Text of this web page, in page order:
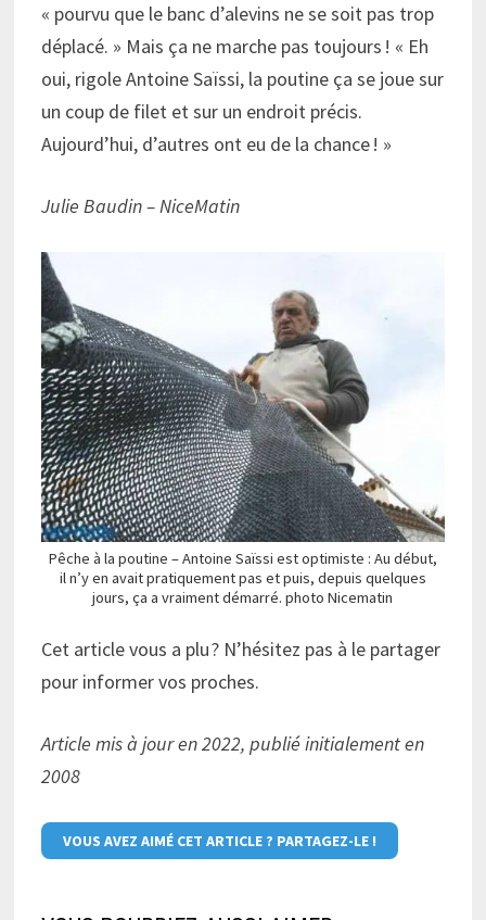
« pourvu que le banc d’alevins ne se soit pas trop
déplacé. » Mais ça ne marche pas toujours ! « Eh
oui, rigole Antoine Saïssi, la poutine ça se joue sur
un coup de filet et sur un endroit précis.
Aujourd’hui, d’autres ont eu de la chance ! »
Julie Baudin – NiceMatin
Pêche à la poutine – Antoine Saïssi est optimiste : Au début,
il n’y en avait pratiquement pas et puis, depuis quelques
jours, ça a vraiment démarré. photo Nicematin
Cet article vous a plu ? N’hésitez pas à le partager
pour informer vos proches.
Article mis à jour en 2022, publié initialement en
2008
VOUS AVEZ AIMÉ CET ARTICLE ? PARTAGEZ-LE !